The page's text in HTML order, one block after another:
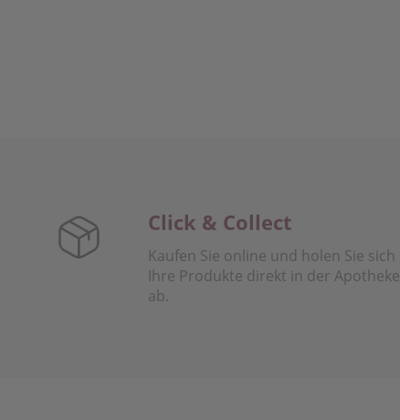
Click & Collect
Kaufen Sie online und holen Sie sich
Ihre Produkte direkt in der Apotheke
ab.